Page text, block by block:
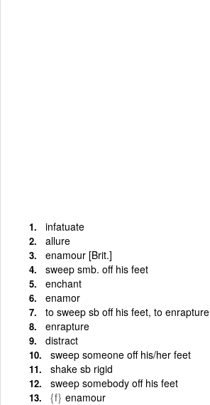
infatuate
allure
enamour [Brit.]
sweep smb. off his feet
enchant
enamor
to sweep sb off his feet, to enrapture
enrapture
distract
sweep someone off his/her feet
shake sb rigid
sweep somebody off his feet
{f} enamour